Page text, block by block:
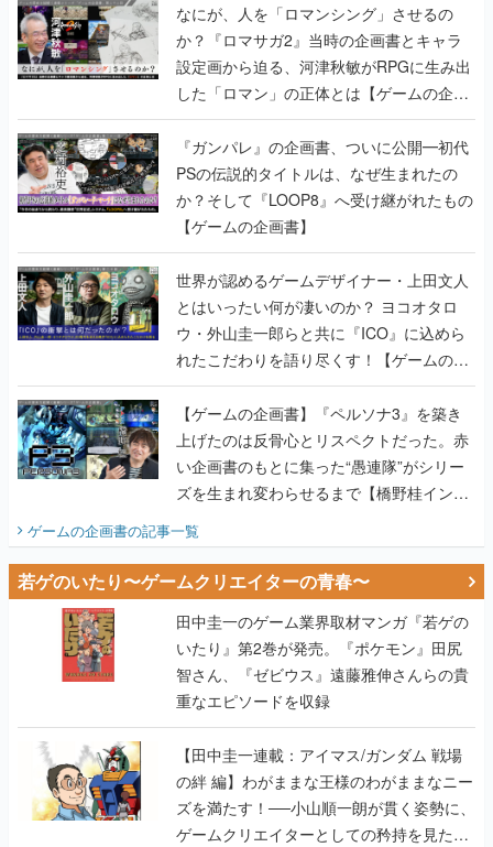
なにが、人を「ロマンシング」させるの
か？『ロマサガ2』当時の企画書とキャラ
設定画から迫る、河津秋敏がRPGに生み出
した「ロマン」の正体とは【ゲームの企画
書】
『ガンパレ』の企画書、ついに公開━初代
PSの伝説的タイトルは、なぜ生まれたの
か？そして『LOOP8』へ受け継がれたもの
【ゲームの企画書】
世界が認めるゲームデザイナー・上田文人
とはいったい何が凄いのか？ ヨコオタロ
ウ・外山圭一郎らと共に『ICO』に込めら
れたこだわりを語り尽くす！【ゲームの企
画書】
【ゲームの企画書】『ペルソナ3』を築き
上げたのは反骨心とリスペクトだった。赤
い企画書のもとに集った“愚連隊”がシリー
ズを生まれ変わらせるまで【橋野桂インタ
ゲームの企画書の記事一覧
若ゲのいたり〜ゲームクリエイターの青春〜
田中圭一のゲーム業界取材マンガ『若ゲの
いたり』第2巻が発売。『ポケモン』田尻
智さん、『ゼビウス』遠藤雅伸さんらの貴
重なエピソードを収録
【田中圭一連載：アイマス/ガンダム 戦場
の絆 編】わがままな王様のわがままなニー
ズを満たす！──小山順一朗が貫く姿勢に、
ゲームクリエイターとしての矜持を見た